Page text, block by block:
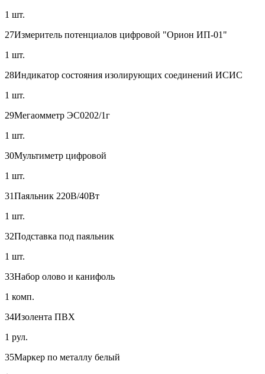
1 шт.
27Измеритель потенциалов цифровой "Орион ИП-01"
1 шт.
28Индикатор состояния изолирующих соединений ИСИС
1 шт.
29Мегаомметр ЭС0202/1г
1 шт.
30Мультиметр цифровой
1 шт.
31Паяльник 220В/40Вт
1 шт.
32Подставка под паяльник
1 шт.
33Набор олово и канифоль
1 комп.
34Изолента ПВХ
1 рул.
35Маркер по металлу белый